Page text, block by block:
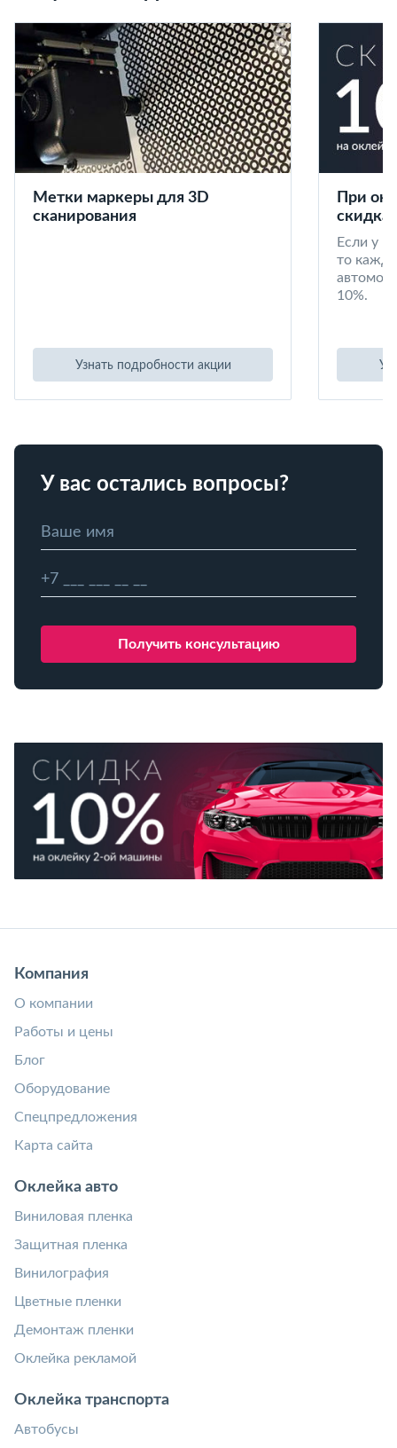
Метки маркеры для 3D
сканирования
Узнать подробности акции
При
скидка
Если у
то
10%.
У вас остались вопросы?
Компания
О компании
Работы и цены
Блог
Оборудование
Спецпредложения
Карта сайта
Оклейка авто
Виниловая пленка
Защитная пленка
Винилография
Цветные пленки
Демонтаж пленки
Оклейка рекламой
Оклейка транспорта
Автобусы